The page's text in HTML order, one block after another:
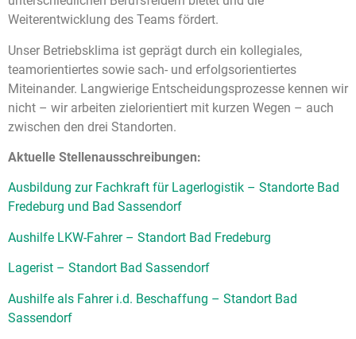
Weiterentwicklung des Teams fördert.
Unser Betriebsklima ist geprägt durch ein kollegiales,
teamorientiertes sowie sach- und erfolgsorientiertes
Miteinander. Langwierige Entscheidungsprozesse kennen wir
nicht – wir arbeiten zielorientiert mit kurzen Wegen – auch
zwischen den drei Standorten.
Aktuelle Stellenausschreibungen:
Ausbildung zur Fachkraft für Lagerlogistik – Standorte Bad
Fredeburg und Bad Sassendorf
Aushilfe LKW-Fahrer – Standort Bad Fredeburg
Lagerist – Standort Bad Sassendorf
Aushilfe als Fahrer i.d. Beschaffung – Standort Bad
Sassendorf